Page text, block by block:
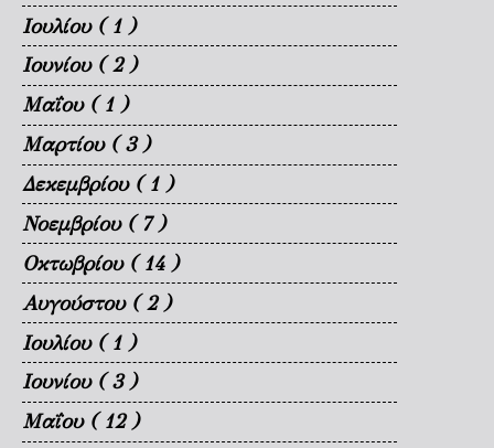
Ιουλίου ( 1 )
Ιουνίου ( 2 )
Μαΐου ( 1 )
Μαρτίου ( 3 )
Δεκεμβρίου ( 1 )
Νοεμβρίου ( 7 )
Οκτωβρίου ( 14 )
Αυγούστου ( 2 )
Ιουλίου ( 1 )
Ιουνίου ( 3 )
Μαΐου ( 12 )